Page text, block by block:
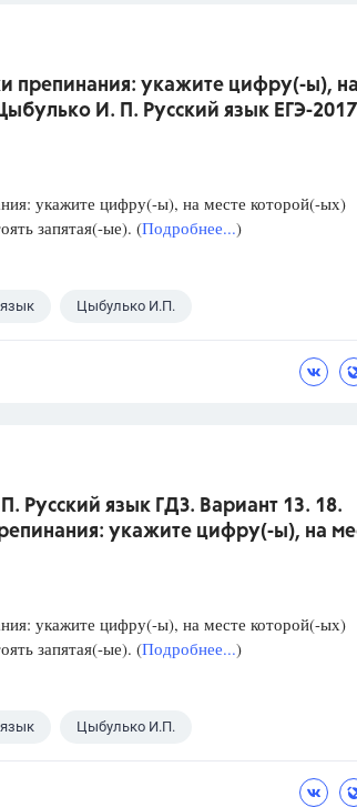
препинания: укажите цифру(-ы),
И. П. Русский язык ЕГЭ-
укажите цифру(-ы), на месте которой(-ых)
запятая(-ые). (Подробнее...)
Цыбулько И.П.
Русский язык ГДЗ. Вариант 13. 18.
укажите цифру(-ы), на
укажите цифру(-ы), на месте которой(-ых)
запятая(-ые). (Подробнее...)
Цыбулько И.П.